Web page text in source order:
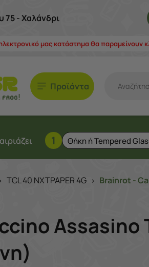
- Χαλάνδρι
μας κατάστημα θα
Προϊόντα
1
> TCL 40 NXTPAPER 4G > Brainrot -
Assasino